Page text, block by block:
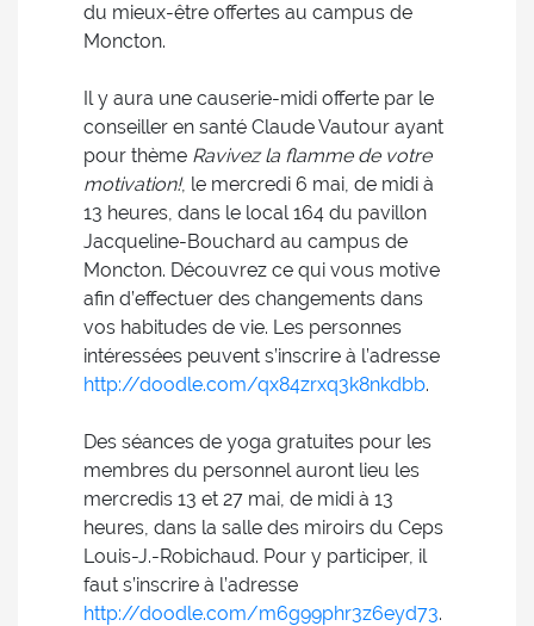
du mieux-être offertes au campus de
Moncton.
Il y aura une causerie-midi offerte par le
conseiller en santé Claude Vautour ayant
pour thème Ravivez la flamme de votre
motivation!, le mercredi 6 mai, de midi à
13 heures, dans le local 164 du pavillon
Jacqueline-Bouchard au campus de
Moncton. Découvrez ce qui vous motive
afin d’effectuer des changements dans
vos habitudes de vie. Les personnes
intéressées peuvent s’inscrire à l’adresse
http://doodle.com/qx84zrxq3k8nkdbb.
Des séances de yoga gratuites pour les
membres du personnel auront lieu les
mercredis 13 et 27 mai, de midi à 13
heures, dans la salle des miroirs du Ceps
Louis-J.-Robichaud. Pour y participer, il
faut s’inscrire à l’adresse
http://doodle.com/m6g99phr3z6eyd73.